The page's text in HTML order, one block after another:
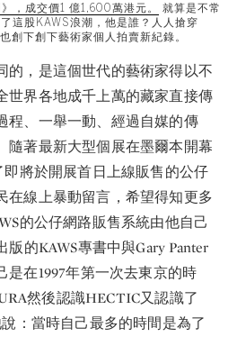
，成交價1 億1,600萬港元。
就算是不常
這股KAWS浪潮，他是誰？人人搶穿
創下創下藝術家個人拍賣新紀錄。
的，是這個世代的藝術家得以不
世界各地成千上萬的藏家直接傳
程、一舉一動、經過自媒的傳
隨著最新大型個展在墨爾本開幕
即將於開展首日上線販售的公仔
在線上暴動留言，希望得知更多
的公仔網路販售系統由他自己
的KAWS專書中與Gary Panter
是在1997年第一次去東京的時
然後認識HECTIC又認識了
：當時自己最多的時間是為了